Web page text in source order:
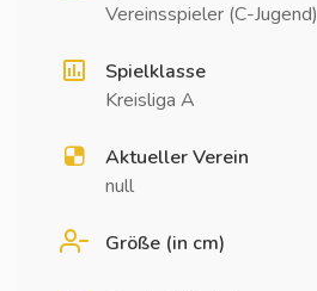
Vereinsspieler (C-Jugend)
Spielklasse
Kreisliga A
Aktueller Verein
null
Größe (in cm)